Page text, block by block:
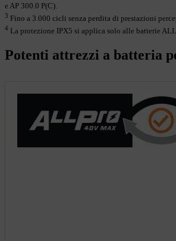
e AP 300.0 P(C).
3 Fino a 3.000 cicli senza perdita di prestazioni
4 La protezione IPX5 si applica solo alle batterie
Potenti attrezzi a batteria